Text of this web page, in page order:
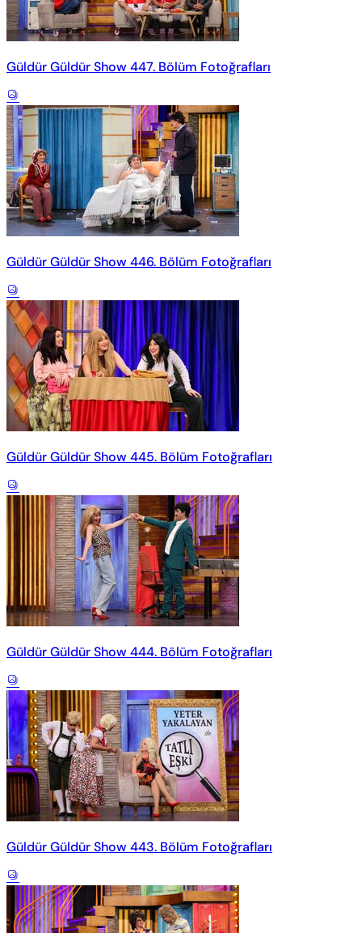
Güldür Güldür Show 447. Bölüm Fotoğrafları
Güldür Güldür Show 446. Bölüm Fotoğrafları
Güldür Güldür Show 445. Bölüm Fotoğrafları
Güldür Güldür Show 444. Bölüm Fotoğrafları
Güldür Güldür Show 443. Bölüm Fotoğrafları